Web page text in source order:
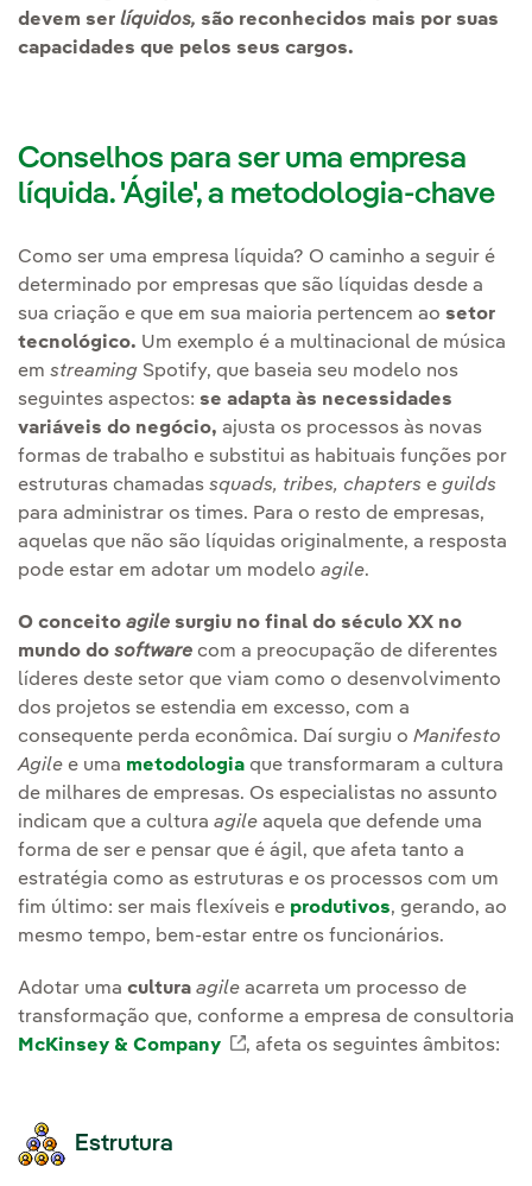
devem ser líquidos, são reconhecidos mais por suas
capacidades que pelos seus cargos.
Conselhos para ser uma empresa
líquida. 'Ágile', a metodologia-chave
Como ser uma empresa líquida? O caminho a seguir é
determinado por empresas que são líquidas desde a
sua criação e que em sua maioria pertencem ao setor
tecnológico. Um exemplo é a multinacional de música
em streaming Spotify, que baseia seu modelo nos
seguintes aspectos: se adapta às necessidades
variáveis do negócio, ajusta os processos às novas
formas de trabalho e substitui as habituais funções por
estruturas chamadas squads, tribes, chapters e guilds
para administrar os times. Para o resto de empresas,
aquelas que não são líquidas originalmente, a resposta
pode estar em adotar um modelo agileLink externo, abra
.
O conceito agile surgiu no final do século XX no
mundo do software com a preocupação de diferentes
líderes deste setor que viam como o desenvolvimento
dos projetos se estendia em excesso, com a
consequente perda econômica. Daí surgiu o Manifesto
Agile e uma metodologia que transformaram a cultura
de milhares de empresas. Os especialistas no assunto
indicam que a cultura agile aquela que defende uma
forma de ser e pensar que é ágil, que afeta tanto a
estratégia como as estruturas e os processos com um
fim último: ser mais flexíveis e produtivos, gerando, ao
mesmo tempo, bem-estar entre os funcionários.
Adotar uma cultura agile acarreta um processo de
transformação que, conforme a empresa de consultoria
McKinsey & Company
Link externo, abra em uma
, afeta os seguintes âmbitos:
Estrutura